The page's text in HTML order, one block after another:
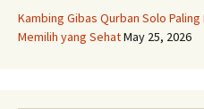
Kambing Gibas Qurban Solo
Memilih yang SehatMay 25, 2026